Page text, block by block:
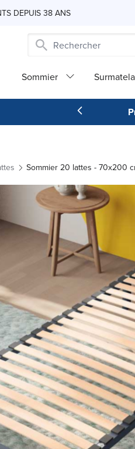
DEPUIS 38 ANS
Sommier
Sommier 20 lattes - 70x200